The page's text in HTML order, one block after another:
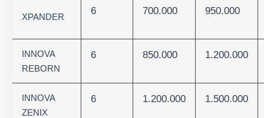
XPANDER
6 700.000 950.000
INNOVA
REBORN
6 850.000 1.200.000
INNOVA
ZENIX
6 1.200.000 1.500.000